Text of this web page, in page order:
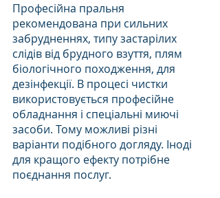
Професійна пральня
рекомендована при сильних
забрудненнях, типу застарілих
слідів від брудного взуття, плям
біологічного походження, для
дезінфекції. В процесі чистки
використовується професійне
обладнання і спеціальні миючі
засоби. Тому можливі різні
варіанти подібного догляду. Іноді
для кращого ефекту потрібне
поєднання послуг.